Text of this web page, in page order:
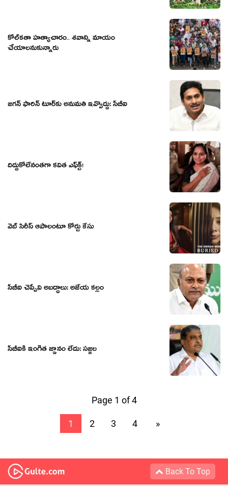
కోల్‌క‌తా హ‌త్యాచారం.. శ‌వాన్ని మాయం
చేయాల‌నుకున్నారు
జ‌గ‌న్ ఫారిన్ టూర్‌కు అనుమ‌తి ఇవ్వొద్దు: సీబీఐ
దిద్దుకోలేనంత‌గా క‌విత ఎఫ్‌క్ట్‌!
వెబ్ సిరీస్ ఆపాలంటూ కోర్టు కేసు
సీబీఐ చెప్పేవి అబద్ధాలు: అజేయ కల్లం
సీబీఐకి ఇంగిత జ్ఞానం లేదు: సజ్జల
Page 1 of 4
1 2 3 4 »
Back To Top